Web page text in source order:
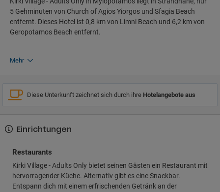
5 Gehminuten von Church of Agios Yiorgos und Sfagia Beach
entfernt. Dieses Hotel ist 0,8 km von Limni Beach und 6,2 km von
Geropotamos Beach entfernt.
Mehr
Diese Unterkunft zeichnet sich durch ihre Hotelangebote aus
Einrichtungen
Restaurants
Kirki Village - Adults Only bietet seinen Gästen ein Restaurant mit
hervorragender Küche. Alternativ gibt es eine Snackbar.
Entspann dich mit einem erfrischenden Getränk an der